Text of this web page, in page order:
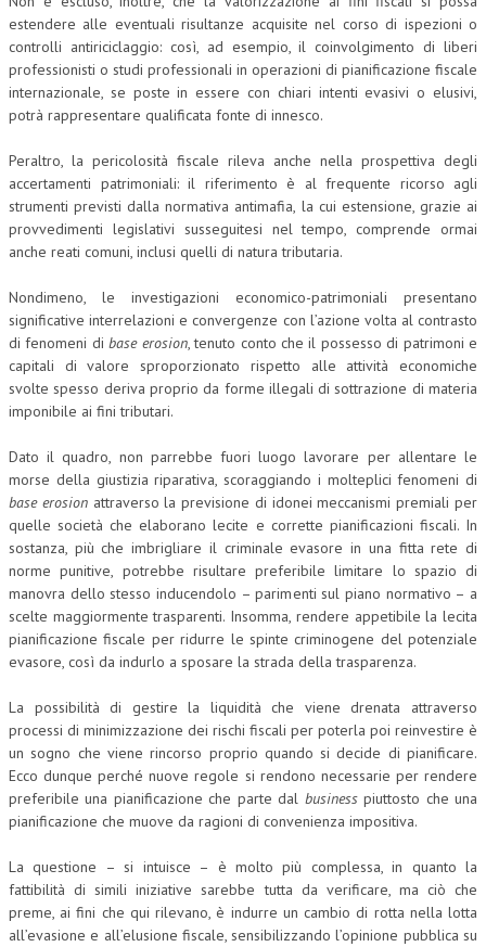
estendere alle eventuali risultanze acquisite nel corso di ispezioni o
controlli antiriciclaggio: così, ad esempio, il coinvolgimento di liberi
professionisti o studi professionali in operazioni di pianificazione fiscale
internazionale, se poste in essere con chiari intenti evasivi o elusivi,
potrà rappresentare qualificata fonte di innesco.
Peraltro, la pericolosità fiscale rileva anche nella prospettiva degli
accertamenti patrimoniali: il riferimento è al frequente ricorso agli
strumenti previsti dalla normativa antimafia, la cui estensione, grazie ai
provvedimenti legislativi susseguitesi nel tempo, comprende ormai
anche reati comuni, inclusi quelli di natura tributaria.
Nondimeno, le investigazioni economico-patrimoniali presentano
significative interrelazioni e convergenze con l’azione volta al contrasto
di fenomeni dibase erosion, tenuto conto che il possesso di patrimoni e
capitali di valore sproporzionato rispetto alle attività economiche
svolte spesso deriva proprio da forme illegali di sottrazione di materia
imponibile ai fini tributari.
Dato il quadro, non parrebbe fuori luogo lavorare per allentare le
morse della giustizia riparativa, scoraggiando i molteplici fenomeni di
base erosion attraverso la previsione di idonei meccanismi premiali per
quelle società che elaborano lecite e corrette pianificazioni fiscali. In
sostanza, più che imbrigliare il criminale evasore in una fitta rete di
norme punitive, potrebbe risultare preferibile limitare lo spazio di
manovra dello stesso inducendolo – parimenti sul piano normativo – a
scelte maggiormente trasparenti. Insomma, rendere appetibile la lecita
pianificazione fiscale per ridurre le spinte criminogene del potenziale
evasore, così da indurlo a sposare la strada della trasparenza.
La possibilità di gestire la liquidità che viene drenata attraverso
processi di minimizzazione dei rischi fiscali per poterla poi reinvestire è
un sogno che viene rincorso proprio quando si decide di pianificare.
Ecco dunque perché nuove regole si rendono necessarie per rendere
preferibile una pianificazione che parte dal businesspiuttosto che una
pianificazione che muove da ragioni di convenienza impositiva.
La questione – si intuisce – è molto più complessa, in quanto la
fattibilità di simili iniziative sarebbe tutta da verificare, ma ciò che
preme, ai fini che qui rilevano, è indurre un cambio di rotta nella lotta
all’evasione e all’elusione fiscale, sensibilizzando l’opinione pubblica su